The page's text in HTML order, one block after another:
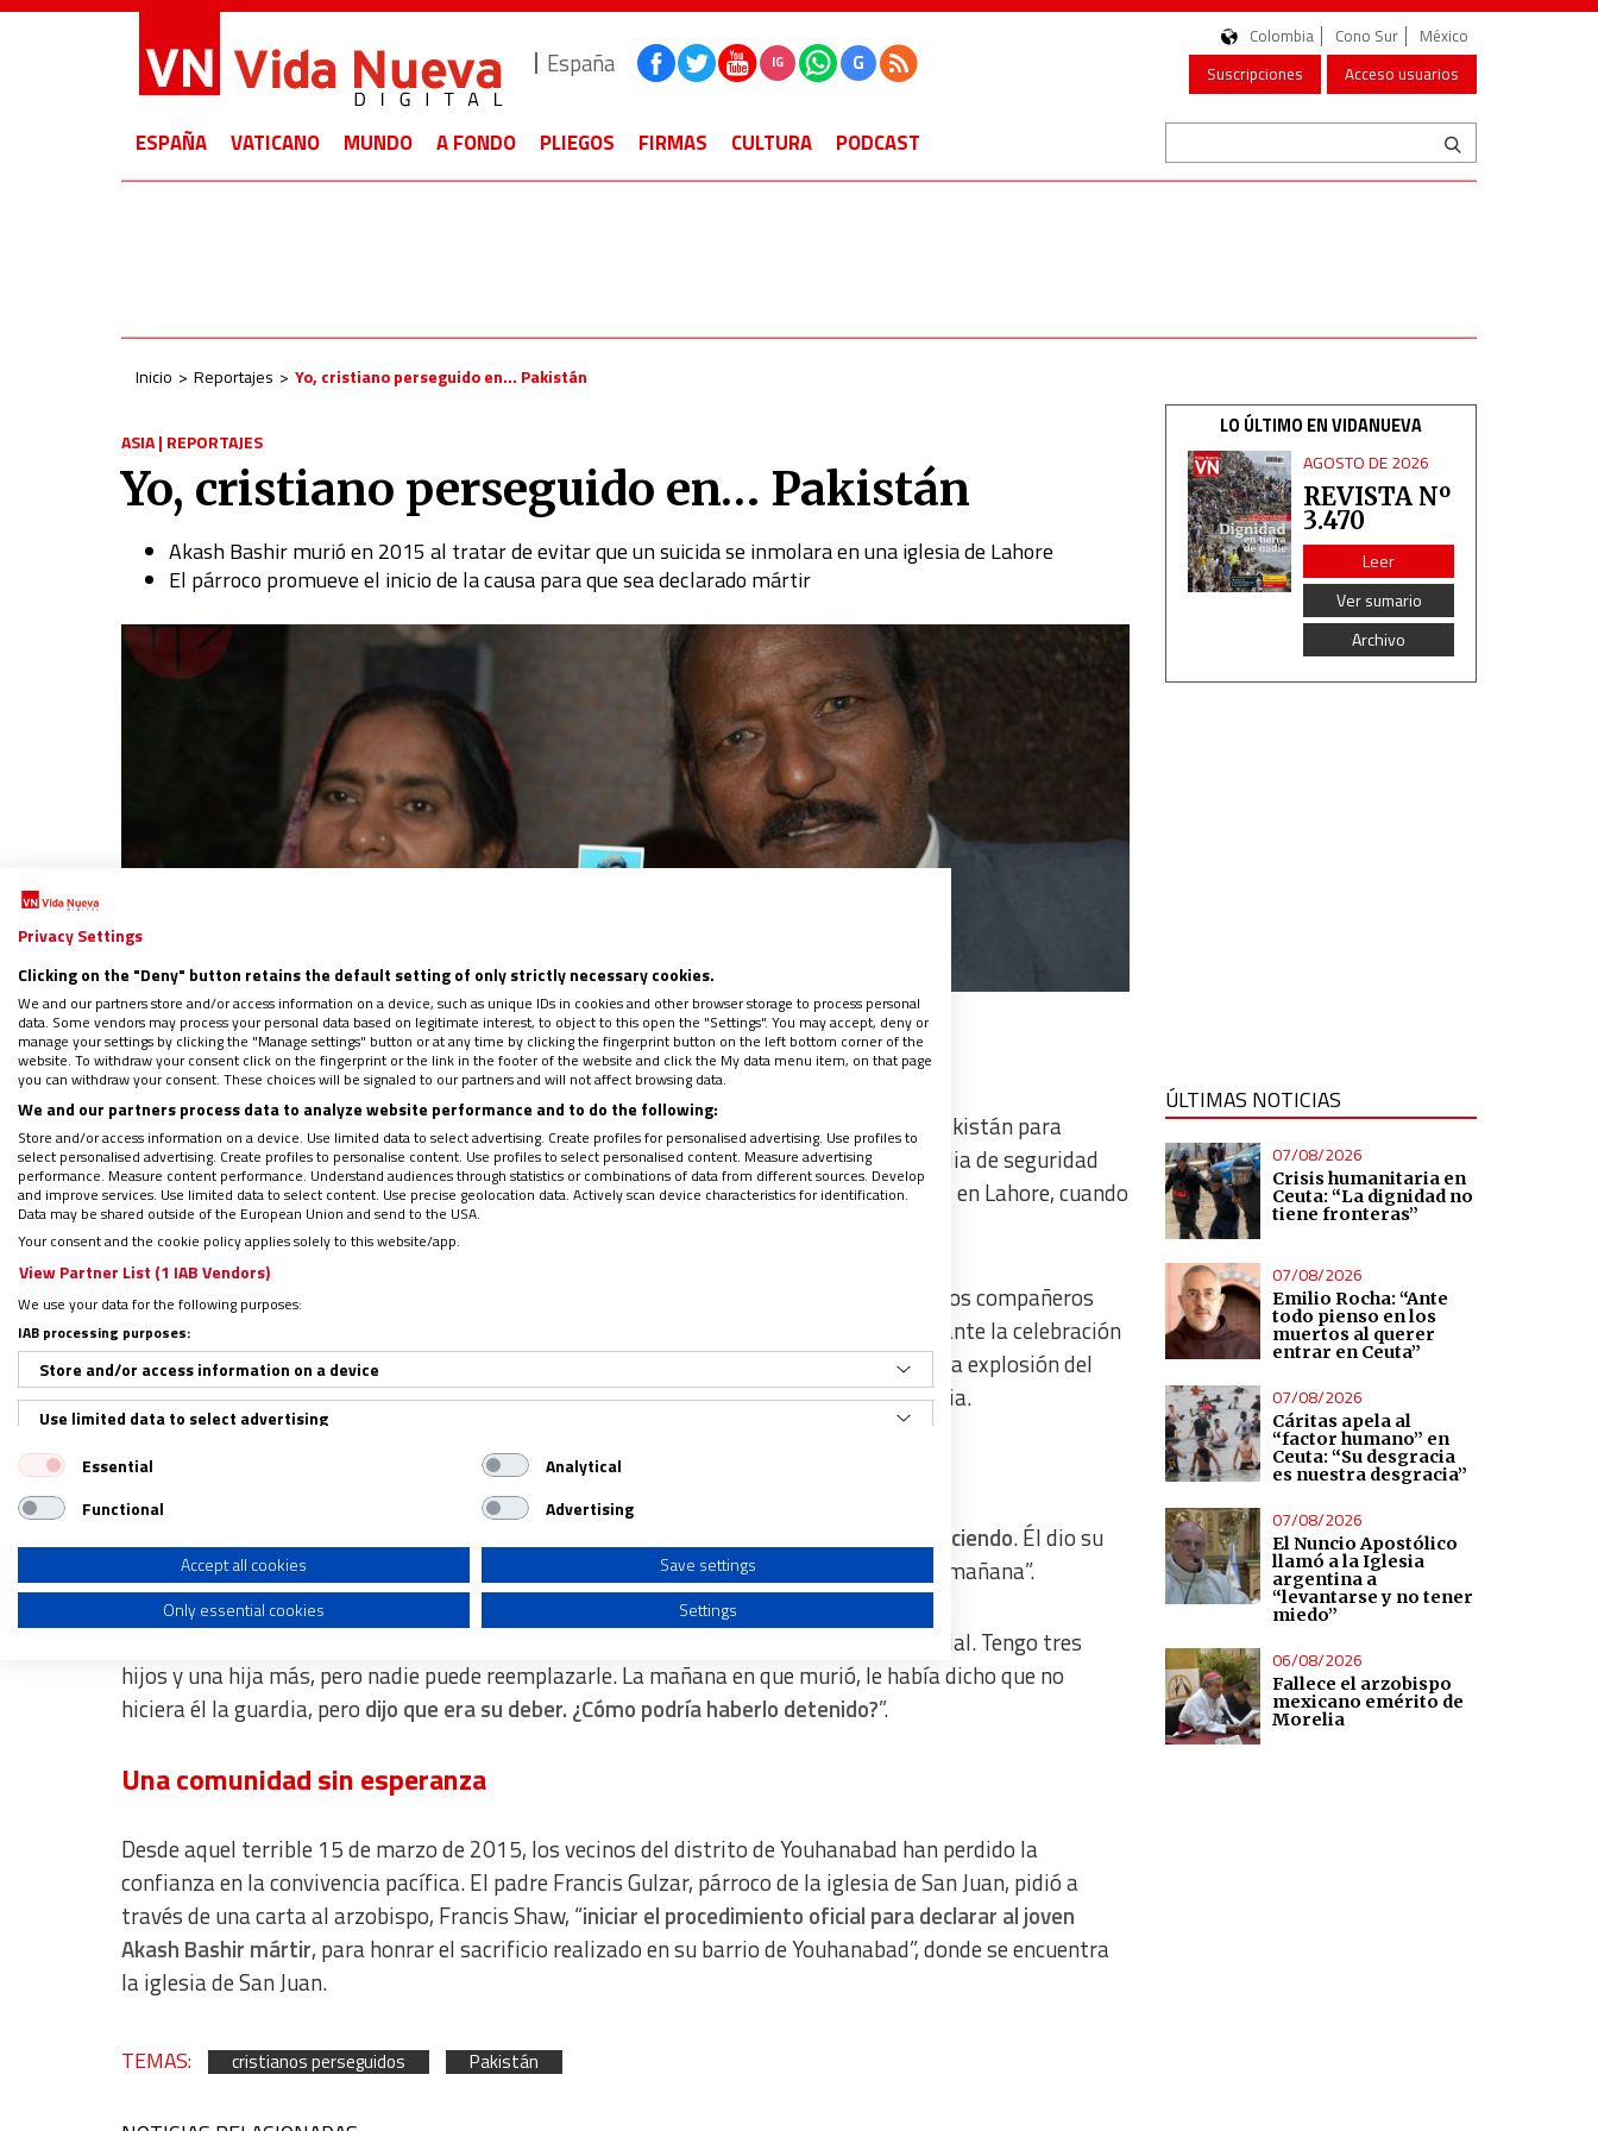
España IG G
Colombia Cono Sur
México
Suscripciones
Acceso usuarios
ESPAÑA VATICANO MUNDO A FONDO PLIEGOS FIRMAS CULTURA PODCAST
Inicio Reportajes Yo, cristiano perseguido en… Pakistán
ASIA| REPORTAJES
Yo, cristiano perseguido en… Pakistán
Akash Bashir murió en 2015 al tratar de evitar que un suicida se inmolara en una iglesia de Lahore
El párroco promueve el inicio de la causa para que sea declarado mártir
Síguenos en: IG G
PorGlaisys Carbonell|13/08/2018 - 18:55
Akash Bashir tenía 20 años cuando murió, el 15 de marzo de 2015, en una iglesia de Pakistán para
impedir que un chaleco bomba causara la muerte de los fieles reunidos allí. Era el guardia de seguridad
voluntario que vigilaba la puerta de la iglesia de San Juan, en el distrito de Youhanabad, en Lahore, cuando
un hombre sospechoso quiso entrar en el templo
Habían llegado noticias de un atentado con bomba en una iglesia cercana y Akash y otros compañeros
que vigilaban la entrada estaban en alerta. Determinado a evitar cualquier ataque durante la celebración
de la eucaristía,Akash se lanzó contra el sospechoso
. Consiguió evitar con su vida que la explosión del
chaleco bomba del terrorista suicida alcanzara a la gente que se congregaba en la iglesia.
Consciente de su sacrificio
Mi hijo conocía el sacrificio que estaba haciendo. Él dio su
vida para salvar a cientos –incluso miles– de personas que estaban en la misa aquella mañana”.
Nazbano, la madre de Akash, afirma con una mirada llena de tristeza: “Akash era especial. Tengo tres
hijos y una hija más, pero nadie puede reemplazarle. La mañana en que murió, le había dicho que no
hiciera él la guardia, pero dijo que era su deber. ¿Cómo podría haberlo detenido?”.
Una comunidad sin esperanza
Desde aquel terrible 15 de marzo de 2015, los vecinos del distrito de Youhanabad han perdido la
confianza en la convivencia pacífica. El padre Francis Gulzar, párroco de la iglesia de San Juan, pidió a
través de una carta al arzobispo, Francis Shaw, “iniciar el procedimiento oficial para declarar al joven
Akash Bashir mártir, para honrar el sacrificio realizado en su barrio de Youhanabad”, donde se encuentra
la iglesia de San Juan.
TEMAS: cristianos perseguidos Pakistán
LO ÚLTIMO EN VIDANUEVA
AGOSTO DE 2026
REVISTA Nº
3.470
Leer
Ver sumario
Archivo
ÚLTIMAS NOTICIAS
07/08/2026
Crisis humanitaria en
Ceuta: “La dignidad no
tiene fronteras”
07/08/2026
Emilio Rocha: “Ante
todo pienso en los
muertos al querer
entrar en Ceuta”
07/08/2026
Cáritas apela al
“factor humano” en
Ceuta: “Su desgracia
es nuestra desgracia”
07/08/2026
El Nuncio Apostólico
llamó a la Iglesia
argentina a
“levantarse y no tener
miedo”
06/08/2026
Fallece el arzobispo
mexicano emérito de
Morelia
Privacy Settings
Clicking on the "Deny" button retains the default setting of only strictly necessary cookies.
We and our partners store and/or access information on a device, such as unique IDs in cookies and other browser storage to process personal
data. Some vendors may process your personal data based on legitimate interest, to object to this open the "Settings". You may accept, deny or
manage your settings by clicking the "Manage settings" button or at any time by clicking the fingerprint button on the left bottom corner of the
website. To withdraw your consent click on the fingerprint or the link in the footer of the website and click the My data menu item, on that page
you can withdraw your consent. These choices will be signaled to our partners and will not affect browsing data.
We and our partners process data to analyze website performance and to do the following:
Store and/or access information on a device. Use limited data to select advertising. Create profiles for personalised advertising. Use profiles to
select personalised advertising. Create profiles to personalise content. Use profiles to select personalised content. Measure advertising
performance. Measure content performance. Understand audiences through statistics or combinations of data from different sources. Develop
and improve services. Use limited data to select content. Use precise geolocation data. Actively scan device characteristics for identification.
Data may be shared outside of the European Union and send to the USA.
Your consent and the cookie policy applies solely to this website/app.
View Partner List (1 IAB Vendors)
We use your data for the following purposes:
IAB processing purposes:
Store and/or access information on a device
Use limited data to select advertising
Create profiles for personalised advertising
Use profiles to select personalised advertising
Create profiles to personalise content
Use profiles to select personalised content
Measure advertising performance
Measure content performance
Use limited data to select content
IAB Special Features:
Identify devices based on information actively requested
Essential
Analytical
Functional
Advertising
Accept all cookies
Save settings
Only essential cookies
Settings